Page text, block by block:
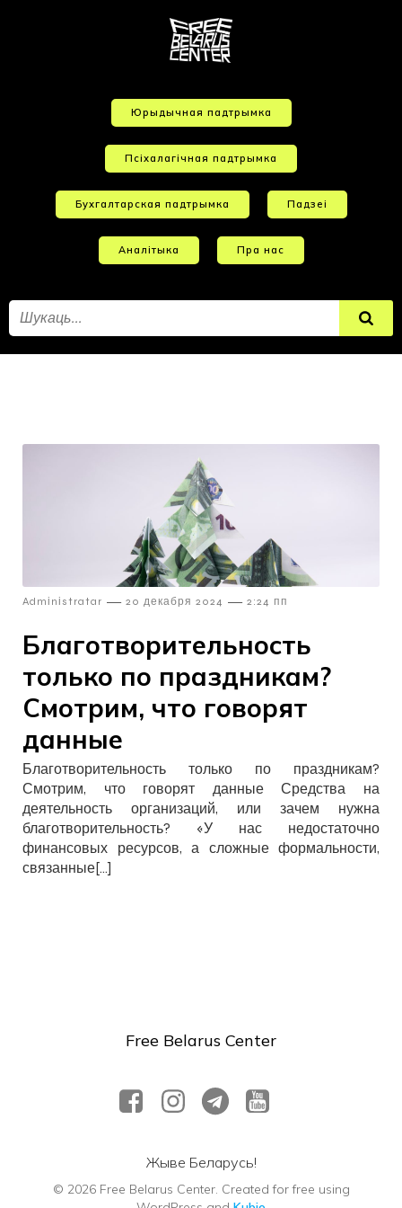
Юрыдычная падтрымка
Псіхалагічная падтрымка
Бухгалтарская падтрымка Падзеі
Аналітыка Пра нас
Admіnіstratar — 20 декабря 2024 — 2:24 пп
Благотворительность
только по праздникам?
Смотрим, что говорят
данные
Благотворительность только по праздникам?
Смотрим, что говорят данные Средства на
деятельность организаций, или зачем нужна
благотворительность? «У нас недостаточно
финансовых ресурсов, а сложные формальности,
связанные[…]
Free Belarus Center
Жыве Беларусь!
© 2026 Free Belarus Center. Created for free using